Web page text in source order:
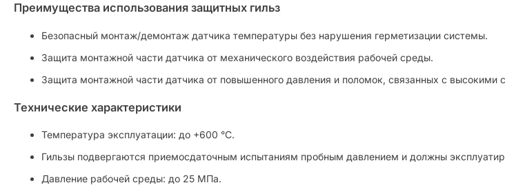
Преимущества использования защитных гильз
Безопасный монтаж/демонтаж датчика температуры без нарушения герметизации системы.
Защита монтажной части датчика от механического воздействия рабочей среды.
Защита монтажной части датчика от повышенного давления и поломок, связанных с высокими
Технические характеристики
Температура эксплуатации: до +600 °С.
Гильзы подвергаются приемосдаточным испытаниям пробным давлением и должны
Давление рабочей среды: до 25 МПа.